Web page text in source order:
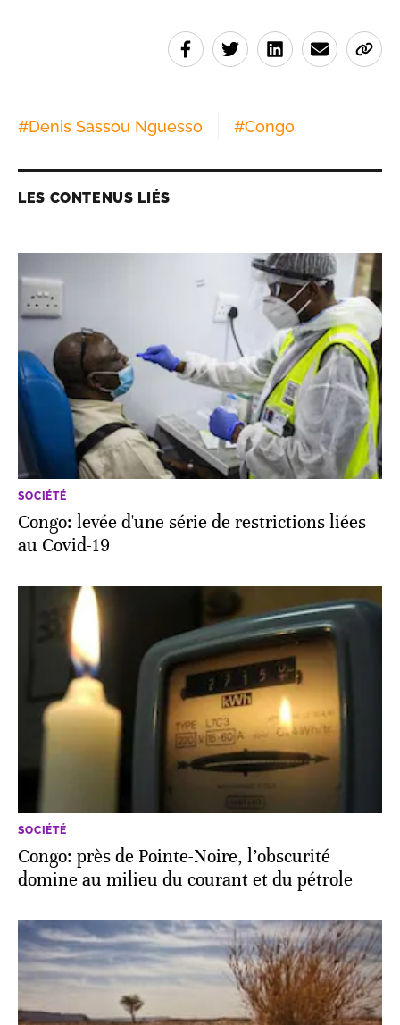
#Denis Sassou Nguesso #Congo
LES CONTENUS LIÉS
SOCIÉTÉ
Congo: levée d'une série de restrictions liées
au Covid-19
SOCIÉTÉ
Congo: près de Pointe-Noire, l’obscurité
domine au milieu du courant et du pétrole